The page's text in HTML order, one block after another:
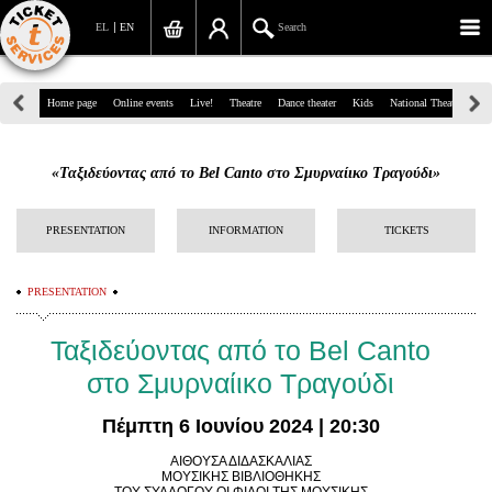
EN
EL Search
39, Panepistimiou Str, Athens
info@ticketservices.gr
Check out
Search your order
Home page Online events Live! Theatre Dance theater Kids National Theatre
«Ταξιδεύοντας από το Bel Canto στο Σμυρναίικο Τραγούδι»
PRESENTATION INFORMATION TICKETS
PRESENTATION
Ταξιδεύοντας από το Bel Canto
στο Σμυρναίικο Τραγούδι
Πέμπτη 6 Ιουνίου 2024 | 20:30
ΑΙΘΟΥΣΑ ΔΙΔΑΣΚΑΛΙΑΣ
ΜΟΥΣΙΚΗΣ ΒΙΒΛΙΟΘΗΚΗΣ